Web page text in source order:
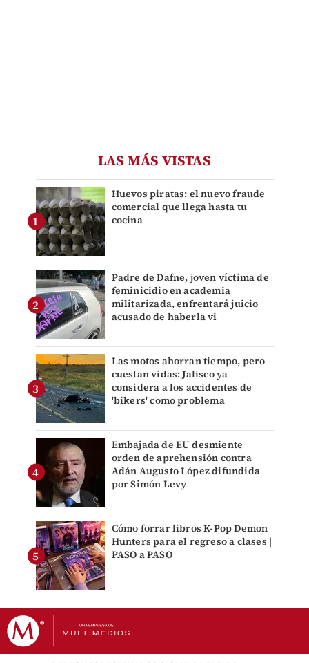
LAS MÁS VISTAS
Huevos piratas: el nuevo fraude
comercial que llega hasta tu
cocina
Padre de Dafne, joven víctima de
feminicidio en academia
militarizada, enfrentará juicio
acusado de haberla vi
Las motos ahorran tiempo, pero
cuestan vidas: Jalisco ya
considera a los accidentes de
'bikers' como problema
Embajada de EU desmiente
orden de aprehensión contra
Adán Augusto López difundida
por Simón Levy
Cómo forrar libros K-Pop Demon
Hunters para el regreso a clases |
PASO a PASO